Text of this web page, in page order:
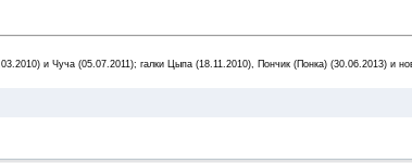
и Чуча (05.07.2011); галки Цыпа (18.11.2010), Пончик (Понка) (30.06.2013) и